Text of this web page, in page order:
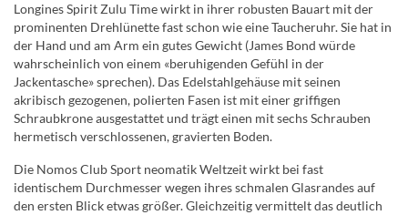
Longines Spirit Zulu Time wirkt in ihrer robusten Bauart mit der
prominenten Drehlünette fast schon wie eine Taucheruhr. Sie hat in
der Hand und am Arm ein gutes Gewicht (James Bond würde
wahrscheinlich von einem «beruhigenden Gefühl in der
Jackentasche» sprechen). Das Edelstahlgehäuse mit seinen
akribisch gezogenen, polierten Fasen ist mit einer griffigen
Schraubkrone ausgestattet und trägt einen mit sechs Schrauben
hermetisch verschlossenen, gravierten Boden.
Die Nomos Club Sport neomatik Weltzeit wirkt bei fast
identischem Durchmesser wegen ihres schmalen Glasrandes auf
den ersten Blick etwas größer. Gleichzeitig vermittelt das deutlich